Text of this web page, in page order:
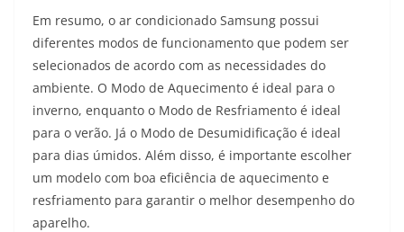
Em resumo, o ar condicionado Samsung possui
diferentes modos de funcionamento que podem ser
selecionados de acordo com as necessidades do
ambiente. O Modo de Aquecimento é ideal para o
inverno, enquanto o Modo de Resfriamento é ideal
para o verão. Já o Modo de Desumidificação é ideal
para dias úmidos. Além disso, é importante escolher
um modelo com boa eficiência de aquecimento e
resfriamento para garantir o melhor desempenho do
aparelho.